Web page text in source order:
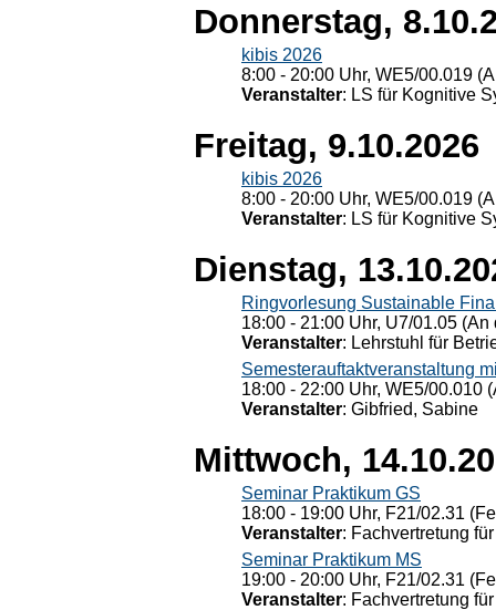
Donnerstag,
kibis 2026
8:00 - 20:00 Uhr, WE5/00.019
Veranstalter: LS für Kognitive
Freitag, 9.10.2026
kibis 2026
8:00 - 20:00 Uhr, WE5/00.019
Veranstalter: LS für Kognitive
Dienstag,
Ringvorlesung Sustainable
18:00 - 21:00 Uhr, U7/01.05
Veranstalter: Lehrstuhl für
Semesterauftaktveranstaltung
18:00 - 22:00 Uhr, WE5/00.010
Veranstalter: Gibfried, Sabine
Mittwoch,
Seminar Praktikum GS
18:00 - 19:00 Uhr, F21/02.31
Veranstalter: Fachvertretung
Seminar Praktikum MS
19:00 - 20:00 Uhr, F21/02.31
Veranstalter: Fachvertretung